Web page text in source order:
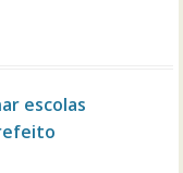
escolas